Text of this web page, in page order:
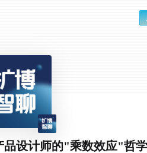
品设计师的"乘数效应"哲学